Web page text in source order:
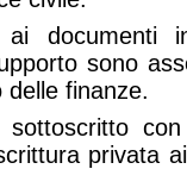
documenti
sono
finanze.
privata